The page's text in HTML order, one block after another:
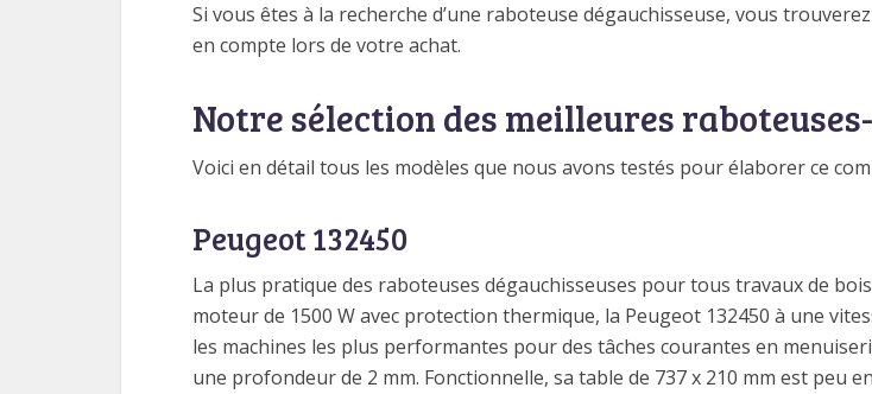
Si vous êtes à la recherche d’une raboteuse dégauchisseuse, vous
en compte lors de votre achat.
Notre sélection des meilleures
Voici en détail tous les modèles que nous avons testés pour élaborer ce
Peugeot 132450
La plus pratique des raboteuses dégauchisseuses pour tous travaux de
moteur de 1500 W avec protection thermique, la Peugeot 132450 à une
les machines les plus performantes pour des tâches courantes en
une profondeur de 2 mm. Fonctionnelle, sa table de 737 x 210 mm est peu